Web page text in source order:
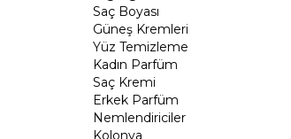
Saç Boyası
Güneş Kremleri
Yüz Temizleme
Kadın Parfüm
Saç Kremi
Erkek Parfüm
Nemlendiriciler
Kolonya